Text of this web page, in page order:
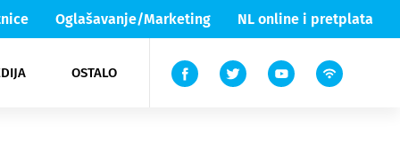
Oglašavanje/Marketing NL online i pretplata
OSTALO
Lika & Senj
TV